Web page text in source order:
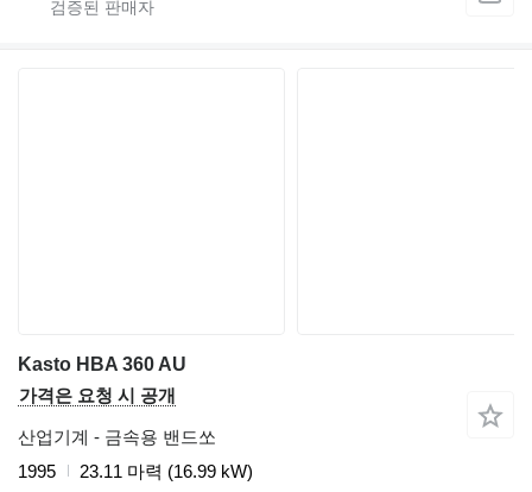
Kasto HBA 360 AU
가격은 요청 시 공개
산업기계 - 금속용 밴드쏘
1995
23.11 마력 (16.99 kW)